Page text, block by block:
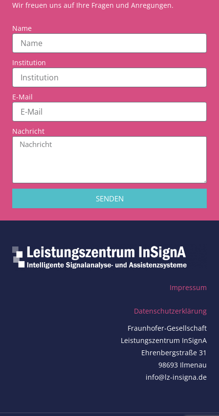
Wir freuen uns auf Ihre Fragen und Anregungen.
Name
Institution
E-Mail
Nachricht
SENDEN
Impressum
Datenschutzerklärung
Fraunhofer-Gesellschaft
Leistungszentrum InSignA
Ehrenbergstraße 31
98693 Ilmenau
info@lz-insigna.de